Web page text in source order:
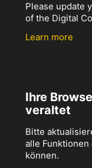
Please update
of the Digital
Learn more
Ihre
veraltet
Bitte
alle
können.